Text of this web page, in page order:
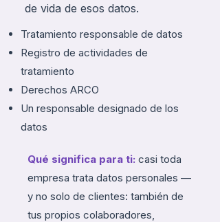
de vida de esos datos.
Tratamiento responsable de datos
Registro de actividades de
tratamiento
Derechos ARCO
Un responsable designado de los
datos
Qué significa para ti: casi toda
empresa trata datos personales —
y no solo de clientes: también de
tus propios colaboradores,